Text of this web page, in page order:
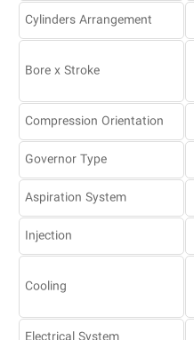
Cylinders Arrangement
Bore x Stroke
Compression Orientation
Governor Type
Aspiration System
Injection
Cooling